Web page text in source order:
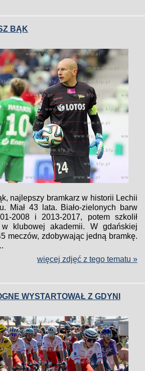
BĄK
najlepszy bramkarz w historii Lechii
Miał 43 lata. Biało-zielonych barw
2008 i 2013-2017, potem szkolił
klubowej akademii. W gdańskiej
meczów, zdobywając jedną bramkę.
więcej zdjęć z tego tematu »
WYSTARTOWAŁ Z GDYNI